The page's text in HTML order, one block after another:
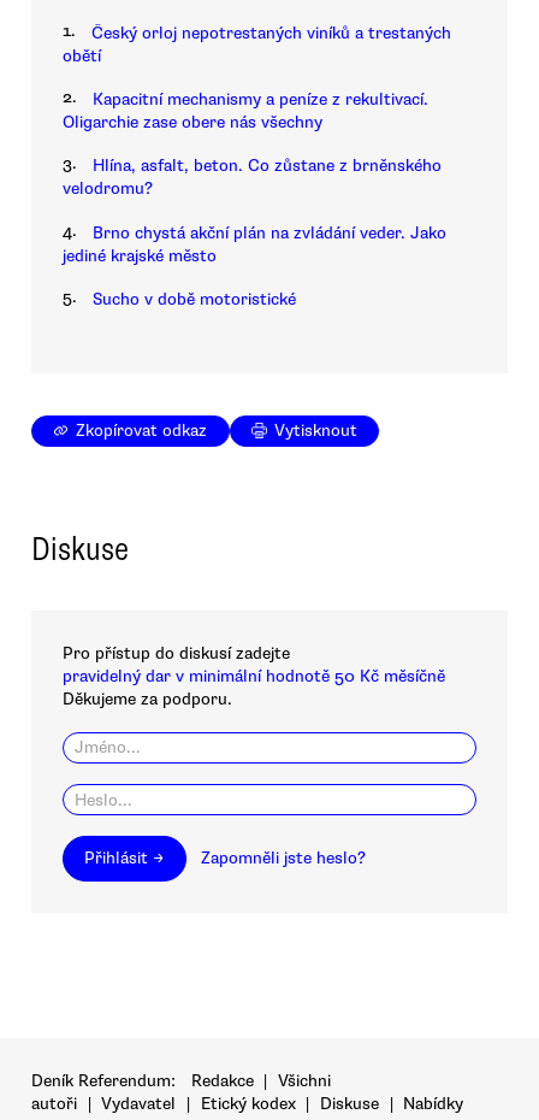
1.
Český orloj nepotrestaných viníků a trestaných
obětí
2.
Kapacitní mechanismy a peníze z rekultivací.
Oligarchie zase obere nás všechny
3.
Hlína, asfalt, beton. Co zůstane z brněnského
velodromu?
4.
Brno chystá akční plán na zvládání veder. Jako
jediné krajské město
5. Sucho v době motoristické
Zkopírovat odkaz Vytisknout
Diskuse
Pro přístup do diskusí zadejte
pravidelný dar v minimální hodnotě 50 Kč měsíčně
Děkujeme za podporu.
Přihlásit → Zapomněli jste heslo?
Deník Referendum: Redakce | Všichni
autoři | Vydavatel | Etický kodex | Diskuse | Nabídky